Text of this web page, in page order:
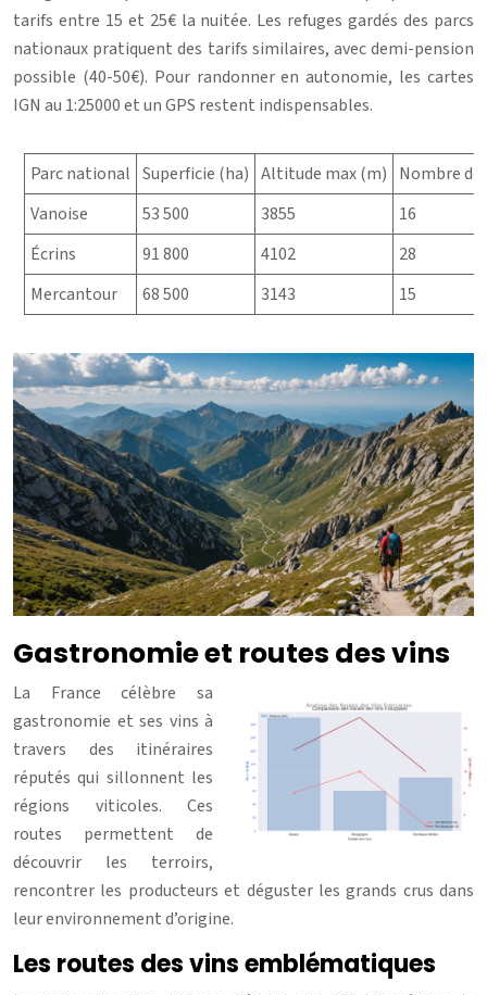
tarifs entre 15 et 25€ la nuitée. Les refuges gardés des parcs
nationaux pratiquent des tarifs similaires, avec demi-pension
possible (40-50€). Pour randonner en autonomie, les cartes
IGN au 1:25000 et un GPS restent indispensables.
Parc national Superficie (ha) Altitude max (m) Nombre de
Vanoise
53 500 3855
16
Écrins
91 800 4102
28
Mercantour
68 500 3143 15
Gastronomie et routes des vins
La France célèbre sa
gastronomie et ses vins à
travers des itinéraires
réputés qui sillonnent les
régions viticoles. Ces
routes permettent de
découvrir les terroirs,
rencontrer les producteurs et déguster les grands crus dans
leur environnement d’origine.
Les routes des vins emblématiques